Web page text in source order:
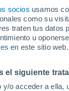
socios usamos
como su
traten tus datos
u
en este sitio web.
el siguiente
o acceder a
Riópar
22°
El Cubillo